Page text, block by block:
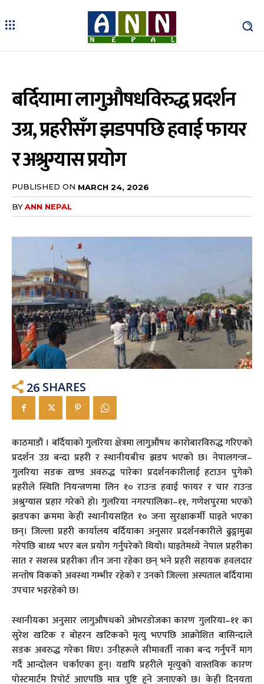
बर्दियामा लागुऔषधविरुद्ध प्रदर्शन
उग्र, प्रहरीसँग झडपपछि हवाई फायर
र अश्रुग्यास प्रयोग
PUBLISHED ON MARCH 24, 2026
BYANN NEPAL
26 SHARES
काठमाडौं । बर्दियाको गुलरिया क्षेत्रमा लागुऔषध कारोबारविरुद्ध गरिएको
प्रदर्शन उग्र बन्दा प्रहरी र स्थानीयबीच झडप भएको छ। नेपालगन्ज–
गुलरिया सडक खण्ड अवरुद्ध पारेका प्रदर्शनकारीलाई हटाउन पुगेको
प्रहरीले स्थिति नियन्त्रणमा लिन १० राउन्ड हवाई फायर र चार राउन्ड
अश्रुग्यास प्रहार गरेको हो। गुलरिया नगरपालिका–११, गणेशपुरमा भएको
झडपका क्रममा केही स्थानीयसहित १० जना सुरक्षाकर्मी घाइते भएका
छन्। जिल्ला प्रहरी कार्यालय बर्दियाका अनुसार प्रदर्शनकारीले ढुङ्गामुढा
गरेपछि बाध्य भएर बल प्रयोग गर्नुपरेको थियो। घाइतेमध्ये नेपाल प्रहरीका
सात र सशस्त्र प्रहरीका तीन जना रहेका छन् भने प्रहरी सहायक हवलदार
सन्तोष विकको अवस्था गम्भीर रहेको र उनको जिल्ला अस्पताल बर्दियामा
उपचार भइरहेको छ।
स्थानीयका अनुसार लागुऔषधको ओभरडोजका कारण गुलरिया–११ का
सुरेश खटिक र बोहरन खटिकको मृत्यु भएपछि आक्रोशित बासिन्दाले
सडक अवरुद्ध गरेका थिए। उनीहरूले सीमावर्ती नाका बन्द गर्नुपर्ने माग
गर्दै आन्दोलन चर्काएका हुन्। यद्यपि प्रहरीले मृत्युको वास्तविक कारण
पोस्टमार्टम रिपोर्ट आएपछि मात्र पुष्टि हुने जनाएको छ। केही दिनयता